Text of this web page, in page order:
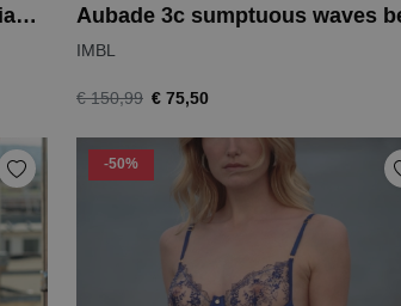
Aubade 3b into the groove italiaanse slip
IMBL
€ 150,99 € 75,50
-50%